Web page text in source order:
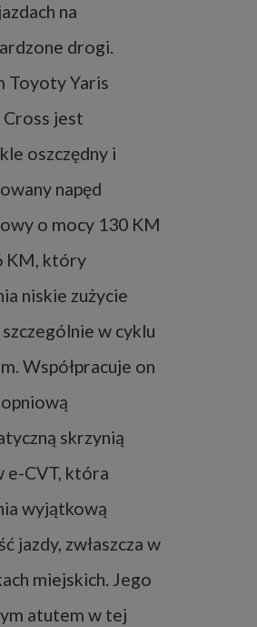
na
drogi.
Toyoty Yaris
jest
oszczędny i
napęd
o mocy 130 KM
KM, który
niskie zużycie
w cyklu
Współpracuje on
skrzynią
e-CVT, która
wyjątkową
jazdy, zwłaszcza w
miejskich. Jego
atutem w tej